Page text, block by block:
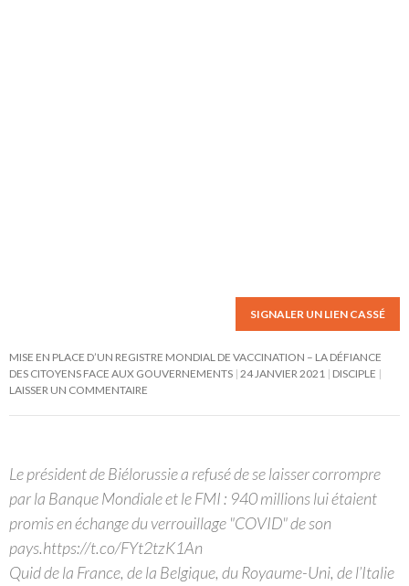
SIGNALER UN LIEN CASSÉ
MISE EN PLACE D’UN REGISTRE MONDIAL DE VACCINATION – LA DÉFIANCE
DES CITOYENS FACE AUX GOUVERNEMENTS 24 JANVIER 2021 DISCIPLE
LAISSER UN COMMENTAIRE
Le président de Biélorussie a refusé de se laisser corrompre
par la Banque Mondiale et le FMI : 940 millions lui étaient
promis en échange du verrouillage "COVID" de son
pays.https://t.co/FYt2tzK1An
Quid de la France, de la Belgique, du Royaume-Uni, de l’Italie